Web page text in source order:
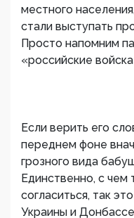
местного
стали выступать
Просто напомним
«российские
Если верить его
переднем фоне
грозного вида
Единственно, с
согласиться, так
Украины и